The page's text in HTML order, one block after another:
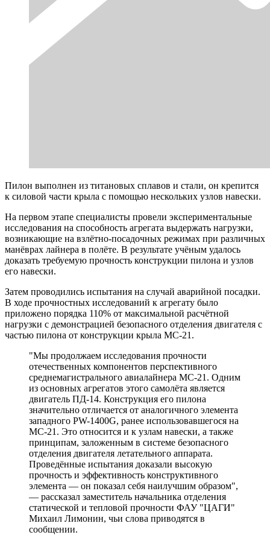
Пилон выполнен из титановых сплавов и стали, он крепится
к силовой части крыла с помощью нескольких узлов навески.
На первом этапе специалисты провели экспериментальные
исследования на способность агрегата выдержать нагрузки,
возникающие на взлётно-посадочных режимах при различных
манёврах лайнера в полёте. В результате учёным удалось
доказать требуемую прочность конструкции пилона и узлов
его навески.
Затем проводились испытания на случай аварийной посадки.
В ходе прочностных исследований к агрегату было
приложено порядка 110% от максимальной расчётной
нагрузки с демонстрацией безопасного отделения двигателя с
частью пилона от конструкции крыла МС-21.
"Мы продолжаем исследования прочности
отечественных компонентов перспективного
среднемагистрального авиалайнера МС-21. Одним
из основных агрегатов этого самолёта является
двигатель ПД-14. Конструкция его пилона
значительно отличается от аналогичного элемента
западного PW-1400G, ранее использовавшегося на
МС-21. Это относится и к узлам навески, а также
принципам, заложенным в системе безопасного
отделения двигателя летательного аппарата.
Проведённые испытания доказали высокую
прочность и эффективность конструктивного
элемента — он показал себя наилучшим образом",
— рассказал заместитель начальника отделения
статической и тепловой прочности ФАУ "ЦАГИ"
Михаил Лимонин, чьи слова приводятся в
сообщении.